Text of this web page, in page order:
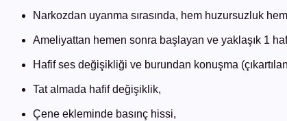
Narkozdan uyanma sırasında, hem huzursuzluk
Ameliyattan hemen sonra başlayan ve yaklaşık 1
Hafif ses değişikliği ve burundan konuşma
Tat almada hafif değişiklik,
Çene ekleminde basınç hissi,